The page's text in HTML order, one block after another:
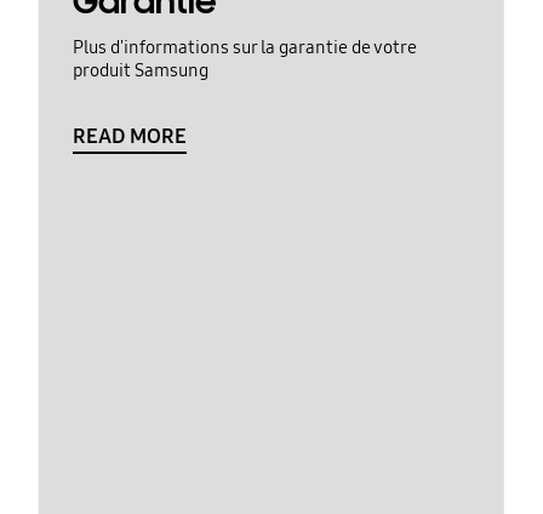
Plus d'informations sur la garantie de votre
produit Samsung
READ MORE